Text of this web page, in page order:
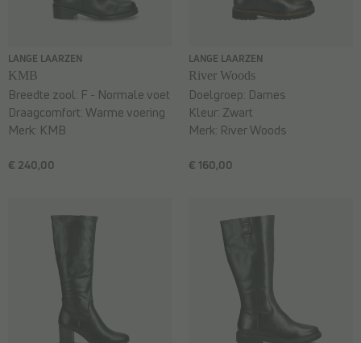
LANGE LAARZEN
KMB
€ 240,00
Breedte zool: F - Normale voet
Draagcomfort:Warme voering
Merk: KMB
LANGE LAARZEN
River Woods
€ 160,00
Doelgroep: Dames
Kleur: Zwart
Merk: River Woods